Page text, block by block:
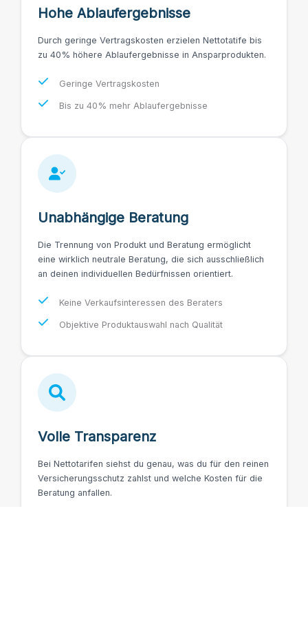
Hohe Ablaufergebnisse
Durch geringe Vertragskosten erzielen Nettotatife bis
zu 40% höhere Ablaufergebnisse in Ansparprodukten.
Geringe Vertragskosten
Bis zu 40% mehr Ablaufergebnisse
Unabhängige Beratung
Die Trennung von Produkt und Beratung ermöglicht
eine wirklich neutrale Beratung, die sich ausschließlich
an deinen individuellen Bedürfnissen orientiert.
Keine Verkaufsinteressen des Beraters
Objektive Produktauswahl nach Qualität
Volle Transparenz
Bei Nettotarifen siehst du genau, was du für den reinen
Versicherungsschutz zahlst und welche Kosten für die
Beratung anfallen.